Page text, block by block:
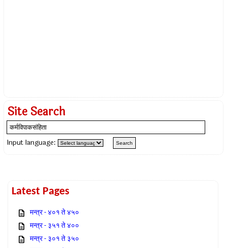
Site Search
Input language:
Latest Pages
मन्त्र - ४०१ ते ४५०
मन्त्र - ३५१ ते ४००
मन्त्र - ३०१ ते ३५०